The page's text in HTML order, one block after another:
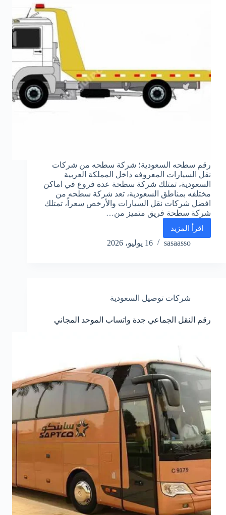
رقم سطحه السعودية؛ شركة سطحه من شركات
نقل السيارات المعروفه داخل المملكة العربية
السعودية، تمتلك شركة سطحة عدة فروع في اماكن
مختلفه بمناطق السعودية، تعد شركة سطحه من
افضل شركات نقل السيارات والأرخص سعراً، تمتلك
شركة سطحة فريق متميز من…
اقرأ المزيد
رقم
سطحه
sasaasso 16 يوليو، 2026
شركات توصيل السعودية
رقم النقل الجماعي جدة واتساب الموحد المجاني